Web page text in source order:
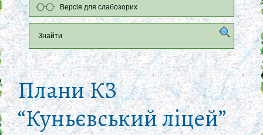
Версія для слабозорих
Плани КЗ
“Куньєвський ліцей”